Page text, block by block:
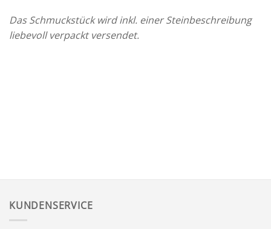
Das Schmuckstück wird inkl. einer Steinbeschreibung
liebevoll verpackt versendet.
KUNDENSERVICE